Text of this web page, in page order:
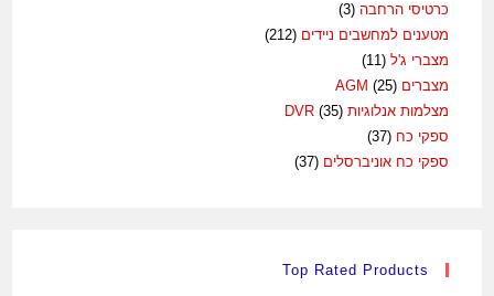
כרטיסי הרחבה (3)
מטענים למחשבים ניידים (212)
מצברי ג'ל (11)
מצברים AGM(25)
מצלמות אנלוגיות DVR(35)
ספקי כח (37)
ספקי כח אוניברסלים (37)
Top Rated Products